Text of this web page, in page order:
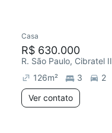
Casa
R$ 630.000
R. São Paulo, Cibratel II
126m² 3
2
Ver contato